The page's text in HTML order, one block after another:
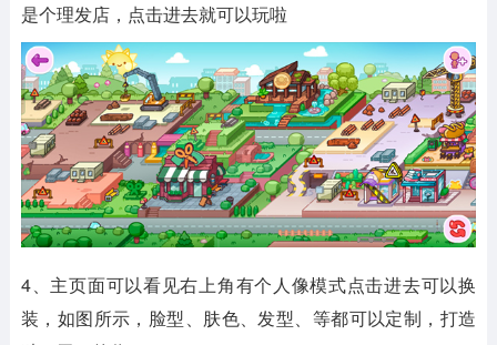
是个理发店，点击进去就可以玩啦
4、主页面可以看见右上角有个人像模式点击进去可以换
装，如图所示，脸型、肤色、发型、等都可以定制，打造